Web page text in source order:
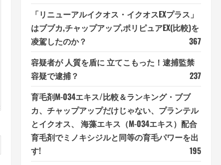
「リニューアルイクオス・イクオスEXプラス」
はブブカ,チャップアップ,ポリピュアEX(比較)を
凌駕したのか？
367
容疑者が 人質を盾に 立てこもった！逮捕監禁
容疑で逮捕？
237
育毛剤M-034エキス/比較＆ランキング・ブブ
カ、チャップアップだけじゃない、プランテル
とイクオス、 海藻エキス（M-034エキス）配合
育毛剤でミノキシジルと同等の育毛パワーを出
す!
195